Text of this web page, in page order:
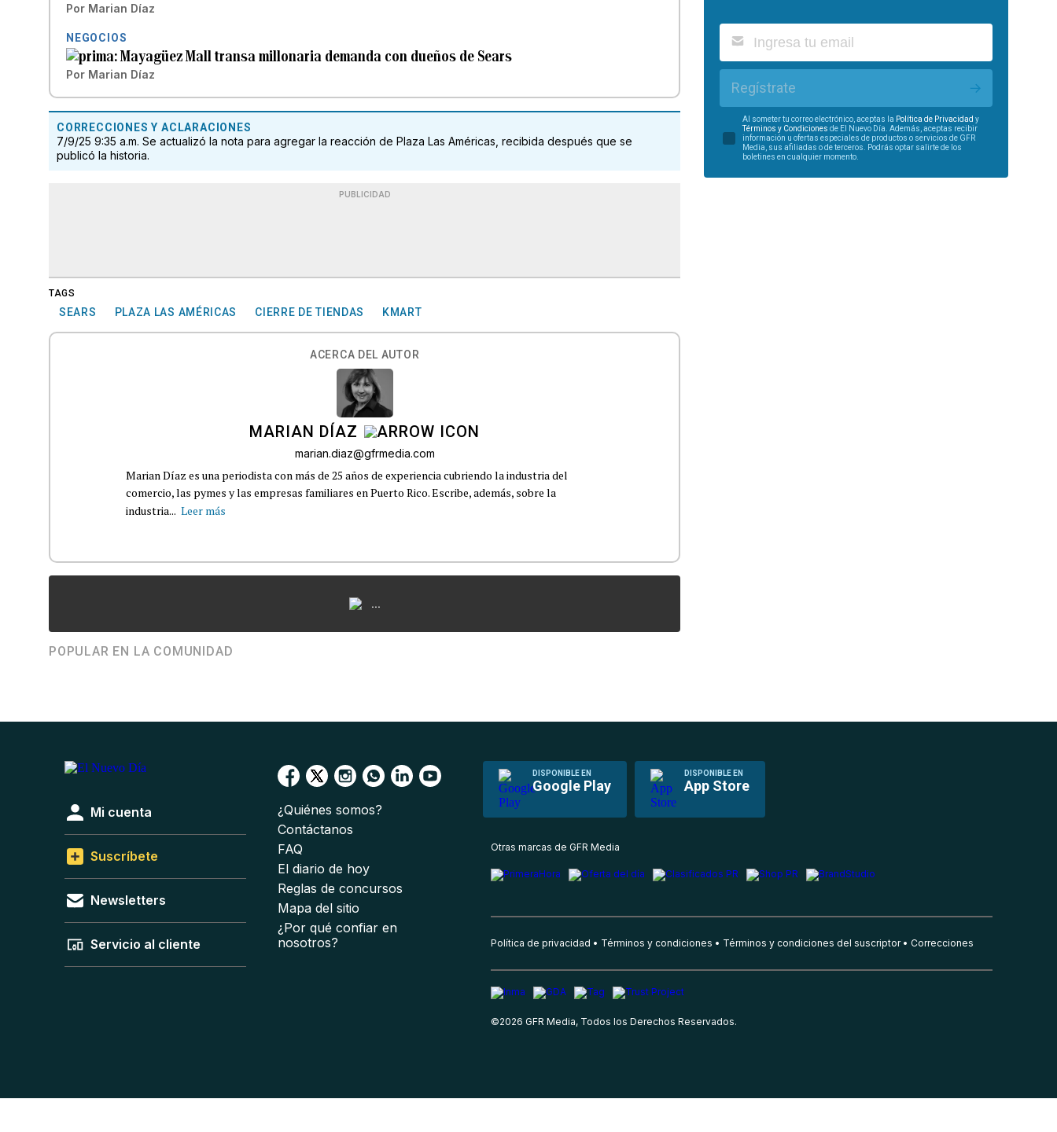
Por Marian Díaz
NEGOCIOS
Mayagüez Mall transa millonaria demanda con dueños de Sears
Por Marian Díaz
CORRECCIONES Y ACLARACIONES
7/9/25 9:35 a.m. Se actualizó la nota para agregar la reacción de Plaza Las Américas, recibida después que se
publicó la historia.
PUBLICIDAD
TAGS
SEARS PLAZA LAS AMÉRICAS CIERRE DE TIENDAS KMART
ACERCA DEL AUTOR
MARIAN DÍAZ
marian.diaz@gfrmedia.com
Marian Díaz es una periodista con más de 25 años de experiencia cubriendo la industria del
comercio, las pymes y las empresas familiares en Puerto Rico. Escribe, además, sobre la
industria... Leer más
...
POPULAR EN LA COMUNIDAD
Regístrate
Al someter tu correo electrónico, aceptas la Política de Privacidad y
Términos y Condiciones de El Nuevo Día. Además, aceptas recibir
información u ofertas especiales de productos o servicios de GFR
Media, sus afiliadas o de terceros. Podrás optar salirte de los
boletines en cualquier momento.
DISPONIBLE EN
Google Play
DISPONIBLE EN
App Store
Mi cuenta
Suscríbete
Newsletters
Servicio al cliente
¿Quiénes somos?
Contáctanos
FAQ
El diario de hoy
Reglas de concursos
Mapa del sitio
¿Por qué confiar en
nosotros?
Otras marcas de GFR Media
Política de privacidad Términos y condiciones Términos y condiciones del suscriptor Correcciones
©2026 GFR Media, Todos los Derechos Reservados.